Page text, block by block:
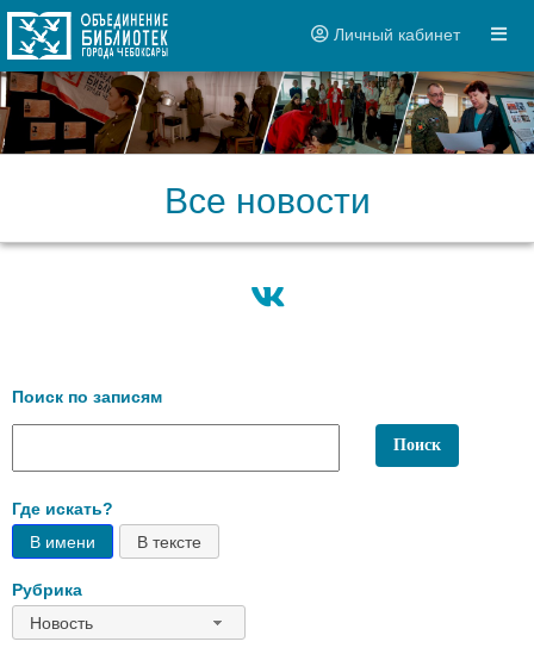
Личный кабинет
Все новости
Поиск по записям
Где искать?
В имени
В тексте
Рубрика
Новость